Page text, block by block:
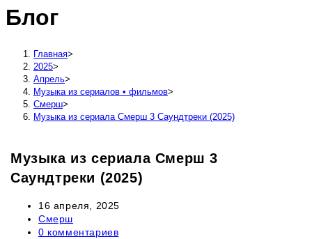
сайту
Блог
Главная>
2025>
Апрель>
Музыка из сериалов • фильмов>
Смерш>
Музыка из сериала Смерш 3 Саундтреки (2025)
Музыка из сериала Смерш 3
Саундтреки (2025)
Запись
опубликована:
16 апреля, 2025
Рубрика
записи:
Смерш
Комментарии
0 комментариев